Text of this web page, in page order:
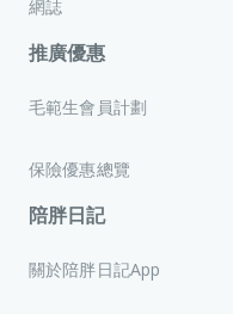
網誌
推廣優惠
毛範生會員計劃
保險優惠總覽
陪胖日記
關於陪胖日記App